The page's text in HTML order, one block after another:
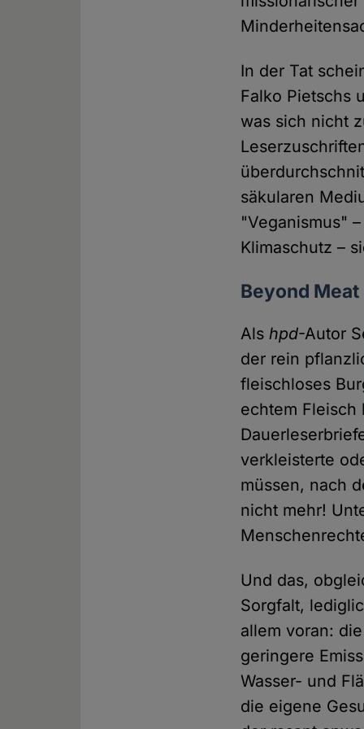
In der Tat
Falko Pietschs
was sich nicht
säkularen
"Veganismus"
Klimaschutz –
Beyond Meat
Alshpd-Autor
der rein
fleischloses
echtem Fleisch
verkleisterte
müssen, nach
nicht mehr!
Und das,
Sorgfalt,
allem voran:
geringere
Wasser- und
die eigene